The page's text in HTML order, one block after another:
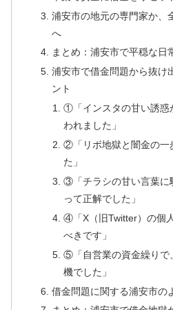
浦安市の地元の専門家か、
へ
まとめ：浦安市で平穏な日
浦安市で借金問題から抜け
ント
①「インスタの甘い誘惑
われました」
②「リボ地獄と闇金の一
た」
③「チラシの甘い言葉に
って正解でした」
④「X（旧Twitter）の個
べきです」
⑤「自営業の資金繰りで
機でした」
借金問題に関する浦安市の